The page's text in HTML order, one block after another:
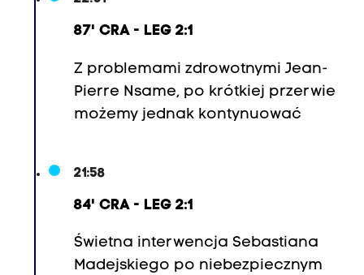
87' CRA - LEG 2:1
Z problemami zdrowotnymi Jean-
Pierre Nsame, po krótkiej przerwie
możemy jednak kontynuować
21:58
84' CRA - LEG 2:1
Świetna interwencja Sebastiana
Madejskiego po niebezpiecznym